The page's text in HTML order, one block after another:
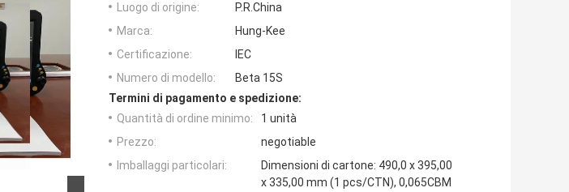
Luogo di origine:
P.R.China
Marca:
Hung-Kee
Certificazione:
IEC
Numero di modello:
Beta 15S
Termini di pagamento e spedizione:
Quantità di ordine minimo:
1 unità
Prezzo:
negotiable
Imballaggi particolari:
Dimensioni di cartone: 490,0 x 395,00
x 335,00 mm (1 pcs/CTN), 0,065CBM